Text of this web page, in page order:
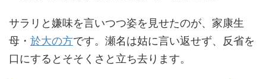
サラリと嫌味を言いつつ姿を見せたのが、家康生
母・ 於大の方です。瀬名は姑に言い返せず、反省を
口にするとそそくさと立ち去ります。